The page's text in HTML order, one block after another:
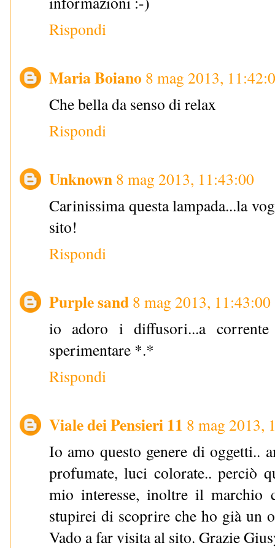
Rispondi
Maria Boiano 8 mag 2013,
Che bella da senso di relax
Rispondi
Unknown 8 mag 2013, 11:43:00
Carinissima questa lampada...la
sito!
Rispondi
Purple sand 8 mag 2013, 11:43:00
io adoro i diffusori...a
sperimentare *.*
Rispondi
Viale dei Pensieri 11 8 mag 2013,
Io amo questo genere di oggetti..
profumate, luci colorate.. perciò
mio interesse, inoltre il marchio
stupirei di scoprire che ho già un
Vado a far visita al sito. Grazie